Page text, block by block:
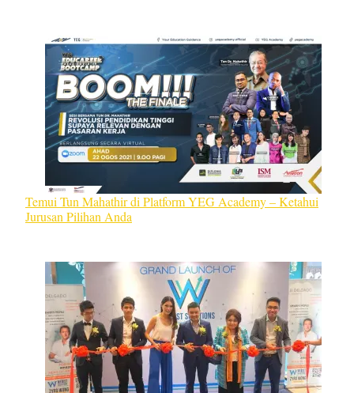
Temui Tun Mahathir di Platform YEG Academy – Ketahui
Jurusan Pilihan Anda